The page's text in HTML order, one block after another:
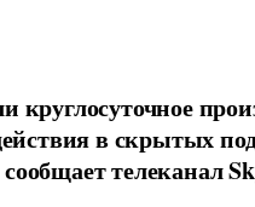
в скрытых
телеканал